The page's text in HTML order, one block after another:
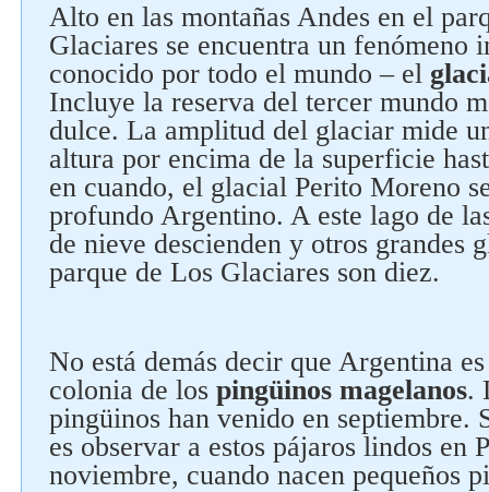
Alto en las montañas Andes en el
Glaciares se encuentra un fenómeno
conocido por todo el mundo – el
Incluye la reserva del tercer mundo
dulce. La amplitud del glaciar mide
altura por encima de la superficie
en cuando, el glacial Perito Moreno
profundo Argentino. A este lago de
de nieve descienden y otros grandes
parque de Los Glaciares son diez.
No está demás decir que Argentina
colonia de los pingüinos magelanos.
pingüinos han venido en septiembre.
es observar a estos pájaros lindos en
noviembre, cuando nacen pequeños